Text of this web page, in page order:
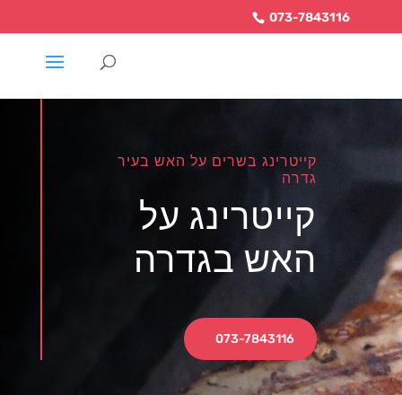
073-7843116
קייטרינג בשרים על האש בעיר
גדרה
קייטרינג על
האש בגדרה
073-7843116